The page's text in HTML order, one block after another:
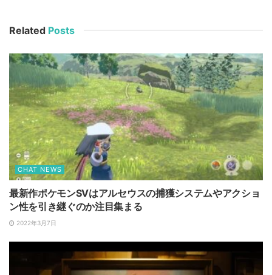
Related Posts
CHAT NEWS
最新作ポケモンSVはアルセウスの捕獲システムやアクショ
ン性を引き継ぐのか注目集まる
2022年3月7日